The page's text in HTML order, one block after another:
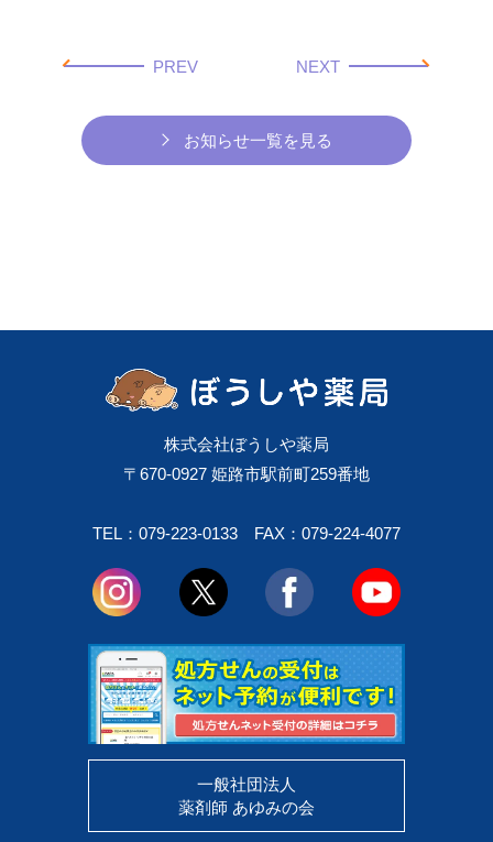
PREV
お知らせ一覧を見る
NEXT
株式会社ぼうしや薬局
〒670-0927 姫路市駅前町259番地
TEL：079-223-0133 FAX：079-224-4077
一般社団法人
薬剤師 あゆみの会